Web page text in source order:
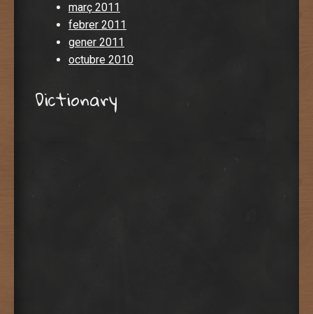
març 2011
febrer 2011
gener 2011
octubre 2010
Dictionary